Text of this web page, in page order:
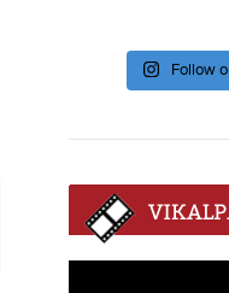
Follow